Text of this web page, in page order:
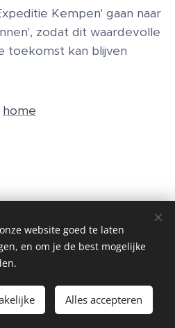
Kempen' gaan naar
zodat dit waardevolle
toekomst kan blijven
home
geleverd doorPexels
doorWebnode Cookies
website goed te laten
en om je de best mogelijke
Alles accepteren